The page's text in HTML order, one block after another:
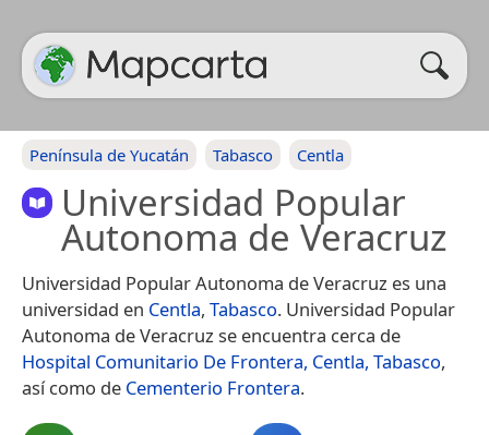
Península de Yucatán Tabasco Centla
Universidad Popular
Autonoma de Veracruz
Universidad Popular Autonoma de Veracruz es una
universidad en Centla, Tabasco. Universidad Popular
Autonoma de Veracruz se encuentra cerca de
Hospital Comunitario De Frontera, Centla, Tabasco,
así como de Cementerio Frontera.